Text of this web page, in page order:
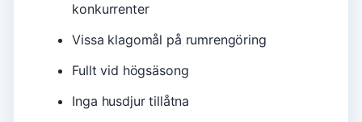
konkurrenter
Vissa klagomål på rumrengöring
Fullt vid högsäsong
Inga husdjur tillåtna